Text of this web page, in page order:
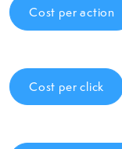
Cost per action
Cost per click